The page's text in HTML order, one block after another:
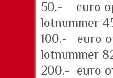
50.- euro
lotnummer
100.- euro
lotnummer
200.- euro